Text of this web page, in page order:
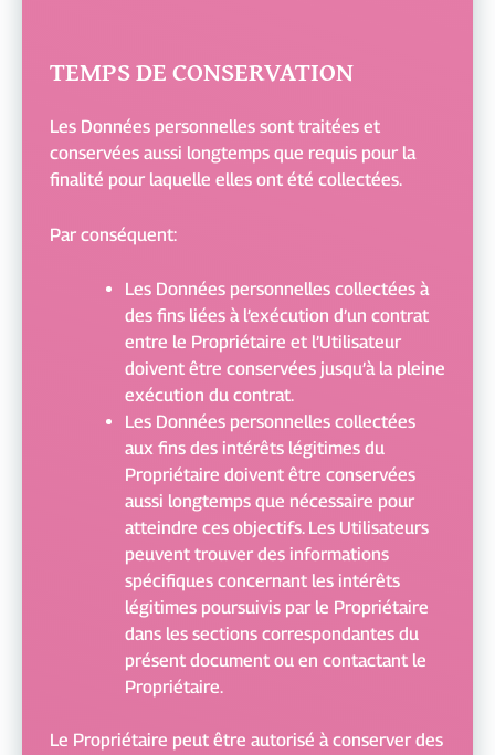
TEMPS DE CONSERVATION
Les Données personnelles sont traitées et
conservées aussi longtemps que requis pour la
finalité pour laquelle elles ont été collectées.
Par conséquent:
Les Données personnelles collectées à
des fins liées à l’exécution d’un contrat
entre le Propriétaire et l’Utilisateur
doivent être conservées jusqu’à la pleine
exécution du contrat.
Les Données personnelles collectées
aux fins des intérêts légitimes du
Propriétaire doivent être conservées
aussi longtemps que nécessaire pour
atteindre ces objectifs. Les Utilisateurs
peuvent trouver des informations
spécifiques concernant les intérêts
légitimes poursuivis par le Propriétaire
dans les sections correspondantes du
présent document ou en contactant le
Propriétaire.
Le Propriétaire peut être autorisé à conserver des